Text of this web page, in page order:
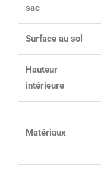
sac
Surface au sol
Hauteur
intérieure
Matériaux